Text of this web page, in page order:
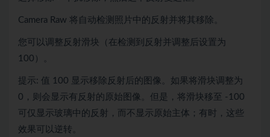
Camera Raw 将自动检测照片中的反射并将其移除。
您可以调整反射滑块（在检测到反射并调整后设置为
100）。
提示: 值 100 显示移除反射后的图像。如果将滑块调整为
0，则会显示有反射的原始图像。但是，将滑块移至 -100
可仅显示玻璃中的反射，而不显示原始主体；有时，这些
效果可以逆转。